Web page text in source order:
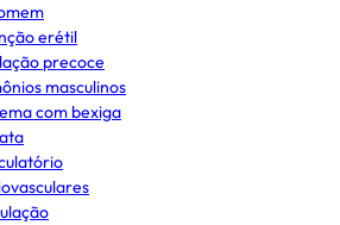
erétil
precoce
masculinos
com bexiga